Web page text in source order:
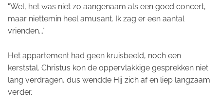
"Wel, het was niet zo aangenaam als een goed concert,
maar niettemin heel amusant. Ik zag er een aantal
vrienden..."
Het appartement had geen kruisbeeld, noch een
kerststal. Christus kon de oppervlakkige gesprekken niet
lang verdragen, dus wendde Hij zich af en liep langzaam
verder.